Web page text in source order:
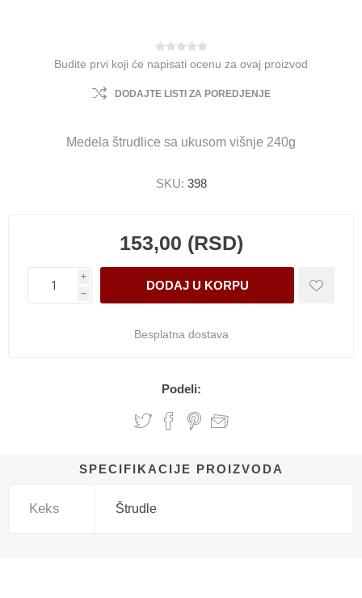
Budite prvi koji će napisati ocenu za ovaj proizvod
DODAJTE LISTI ZA POREDJENJE
Medela štrudlice sa ukusom višnje 240g
SKU: 398
153,00 (RSD)
i
h
Besplatna dostava
Podeli:
SPECIFIKACIJE PROIZVODA
Keks Štrudle